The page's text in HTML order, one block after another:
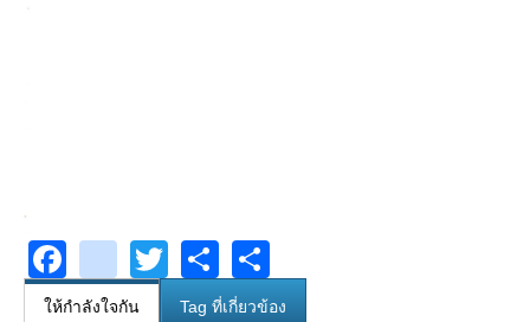
Facebook
youtube
Twitter
Share
ให้กำลังใจกัน Tag ที่เกี่ยวข้อง